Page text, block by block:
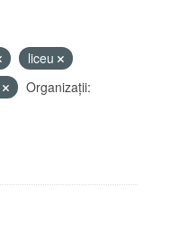
liceu
Organizații: